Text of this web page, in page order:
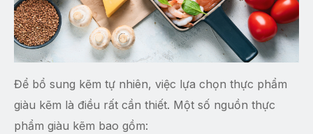
Để bổ sung kẽm tự nhiên, việc lựa chọn thực phẩm
giàu kẽm là điều rất cần thiết. Một số nguồn thực
phẩm giàu kẽm bao gồm: